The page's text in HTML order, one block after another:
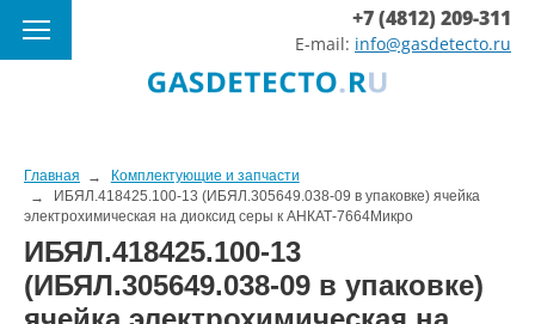
+7 (4812) 209-311
E-mail: info@gasdetecto.ru
Главная
Комплектующие и запчасти
ИБЯЛ.418425.100-13 (ИБЯЛ.305649.038-09 в упаковке) ячейка
электрохимическая на диоксид серы к АНКАТ-7664Микро
ИБЯЛ.418425.100-13
(ИБЯЛ.305649.038-09 в упаковке)